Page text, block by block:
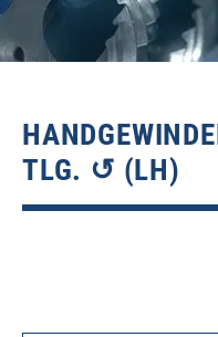
TLG. ↺ (LH)